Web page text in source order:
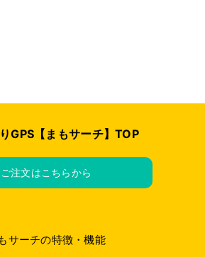
GPS【まもサーチ】TOP
ご注文はこちらから
サーチの特徴・機能